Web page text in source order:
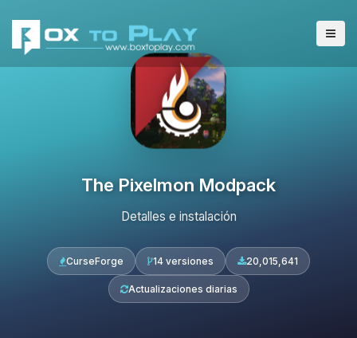
The Pixelmon Modpack
Detalles e instalación
CurseForge 14 versiones 20,015,641
Actualizaciones diarias